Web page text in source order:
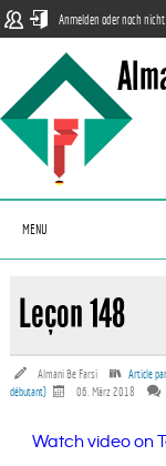
Anmelden oder noch
MENU
Leçon 148
Almani Be Farsi Article
débutant)
06. März 2018
Watch video on